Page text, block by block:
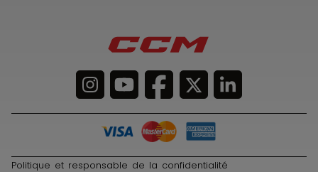
Politique et responsable de la confidentialité